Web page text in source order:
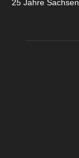
25 Jahre